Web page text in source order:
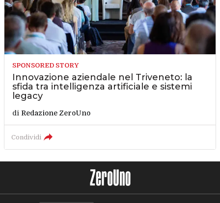
SPONSORED STORY
Innovazione aziendale nel Triveneto: la
sfida tra intelligenza artificiale e sistemi
legacy
di Redazione ZeroUno
Condividi